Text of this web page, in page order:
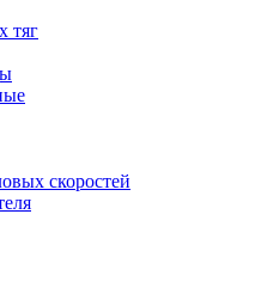
тяг
скоростей